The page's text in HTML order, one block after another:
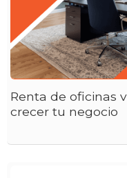
Renta de oficinas
crecer tu negocio